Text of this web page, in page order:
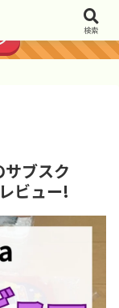
サブスク
ビュー!
検索